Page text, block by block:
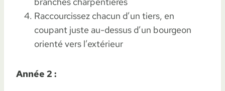
Raccourcissez chacun d’un tiers, en
coupant juste au-dessus d’un bourgeon
orienté vers l’extérieur
Année 2 :